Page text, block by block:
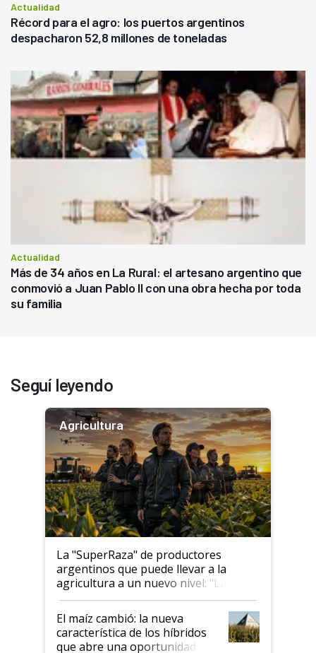
Actualidad
Récord para el agro: los puertos argentinos
despacharon 52,8 millones de toneladas
Actualidad
Más de 34 años en La Rural: el artesano argentino que
conmovió a Juan Pablo II con una obra hecha por toda
su familia
Seguí leyendo
Agricultura
La "SuperRaza" de productores
argentinos que puede llevar a la
agricultura a un nuevo nivel: "Las
posibilidades de crecimiento son
infinitas"
El maíz cambió: la nueva
característica de los híbridos
que abre una oportunidad en